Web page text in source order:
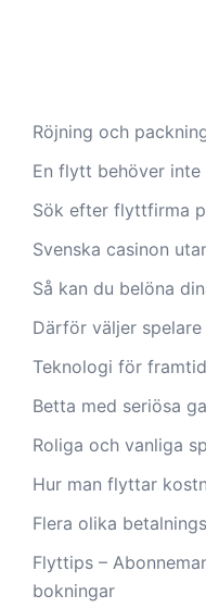
Röjning och
En flytt behöver
Sök efter flyttfirma
Svenska casinon
Så kan du belöna
Därför väljer
Teknologi för
Betta med seriösa
Roliga och vanliga
Hur man flyttar
Flera olika
Flyttips –
bokningar